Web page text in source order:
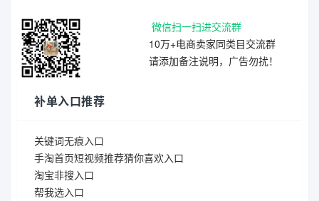
微信扫一扫进交流群
10万+电商卖家同类目交流群
请添加备注说明，广告勿扰！
补单入口推荐
关键词无痕入口
手淘首页短视频推荐猜你喜欢入口
淘宝非搜入口
帮我选入口